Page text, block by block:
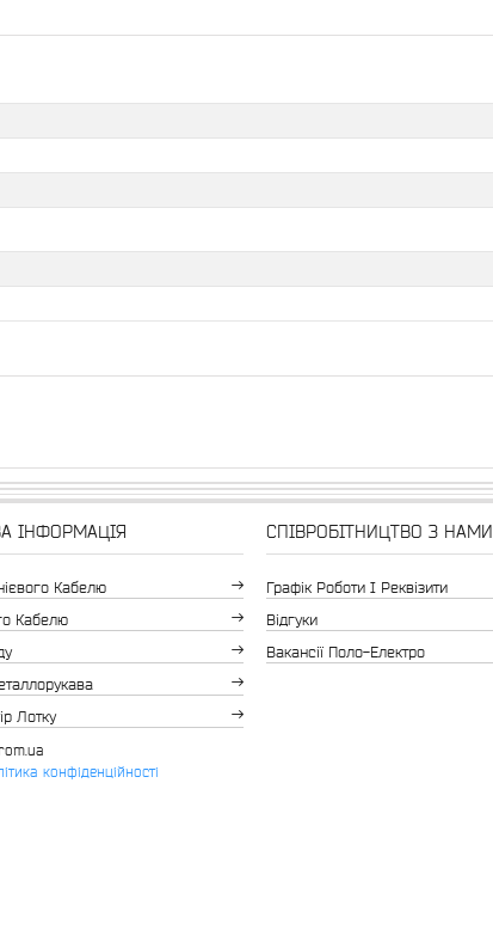
ІНФОРМАЦІЯ
Кабелю
Кабелю
Лотку
СПІВРОБІТНИЦТВО З НАМИ
Графік Роботи І Реквізити
Відгуки
Вакансії Поло-Електро
конфіденційності